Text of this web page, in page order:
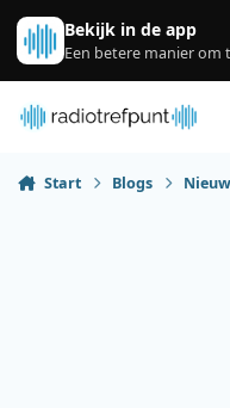
Spring naar bijdragen
Bekijk in de app
Een betere manier om
Start Blogs